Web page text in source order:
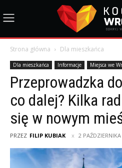
Strona główna Dla mieszkańca
Dla mieszkańca Informacje Miejsca we
Przeprowadzka
co dalej? Kilka
się w nowym
PRZEZ FILIP KUBIAK 2